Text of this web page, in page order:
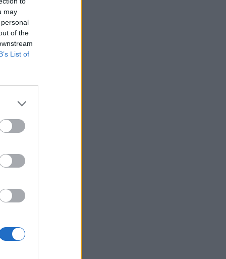
may
of the
List of
poptähti-